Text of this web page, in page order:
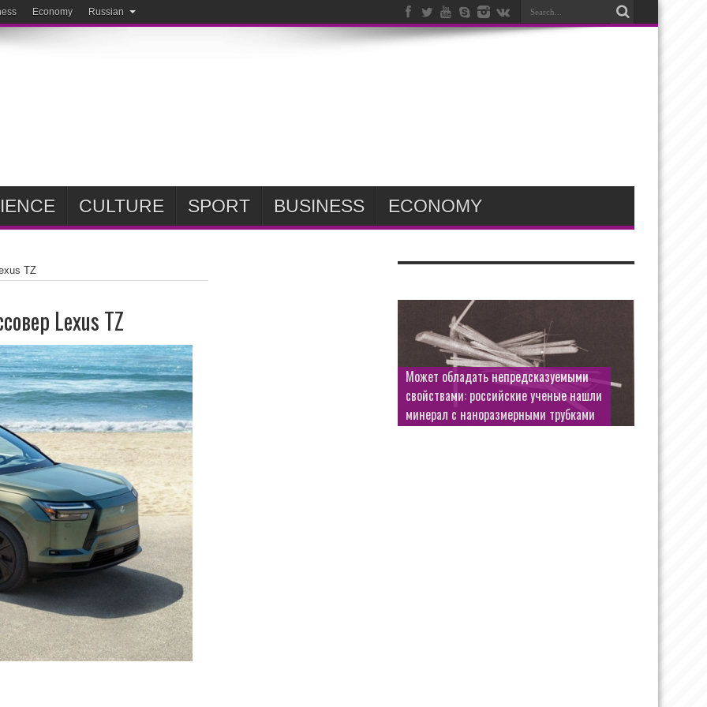
Economy Russian
CULTURE SPORT BUSINESS ECONOMY
TZ
Lexus TZ
Может обладать непредсказуемыми
свойствами: российские ученые нашли
минерал с наноразмерными трубками
Андрей Смоляков сменил шляпу
майора Черкасова на образ теневого
дельца